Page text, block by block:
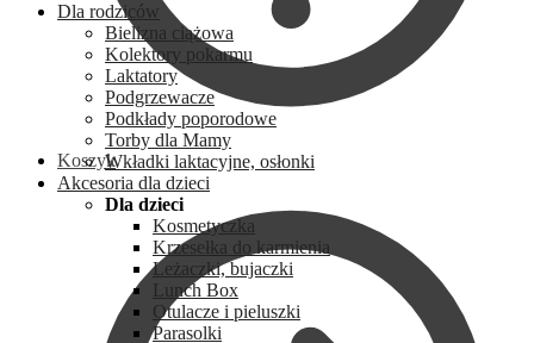
Koszyk
Dla rodziców
Bielizna ciążowa
Kolektory pokarmu
Laktatory
Podgrzewacze
Podkłady poporodowe
Torby dla Mamy
Wkładki laktacyjne, osłonki
Akcesoria dla dzieci
Dla dzieci
Kosmetyczka
Krzesełka do karmienia
Leżaczki, bujaczki
Lunch Box
Otulacze i pieluszki
Parasolki